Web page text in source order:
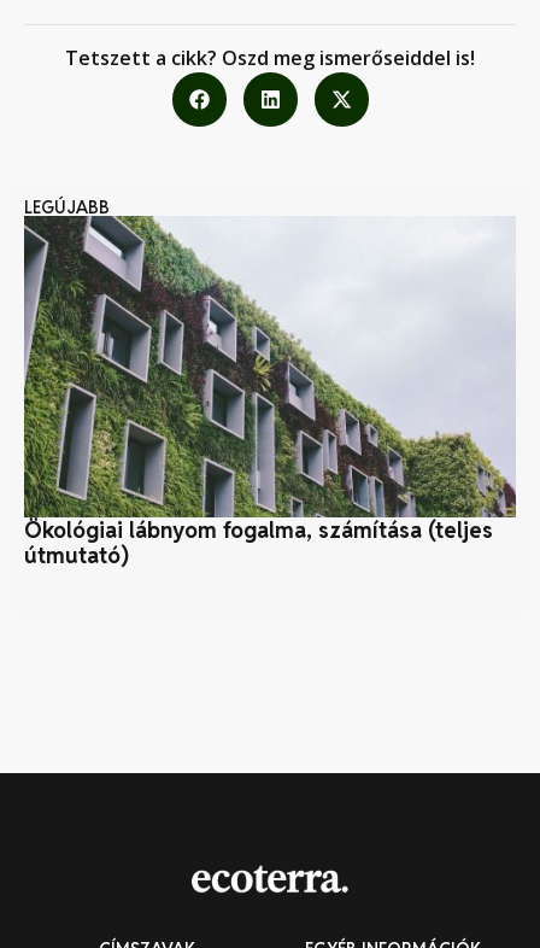
Tetszett a cikk? Oszd meg ismerőseiddel is!
LEGÚJABB
Ökológiai lábnyom fogalma, számítása (teljes
útmutató)